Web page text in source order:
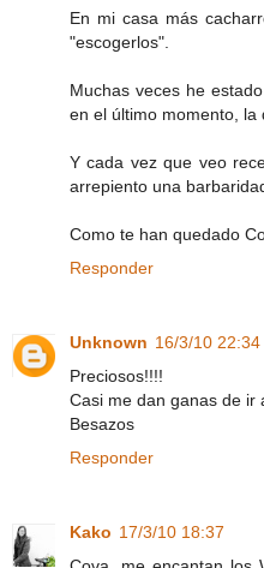
En mi casa más
"escogerlos".
Muchas veces he
en el último momento, la
Y cada vez que veo
arrepiento una
Como te han quedado
Responder
Unknown 16/3/10 22:34
Preciosos!!!!
Casi me dan ganas de ir
Besazos
Responder
Kako 17/3/10 18:37